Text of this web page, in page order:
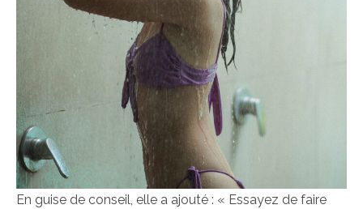
En guise de conseil, elle a ajouté : « Essayez de faire